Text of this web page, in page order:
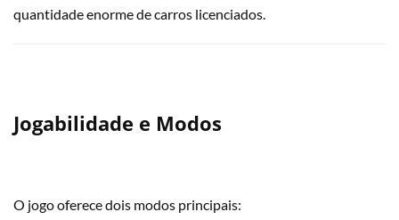
quantidade enorme de carros licenciados.
Jogabilidade e Modos
O jogo oferece dois modos principais: